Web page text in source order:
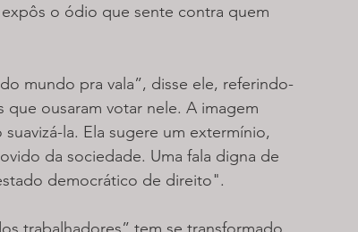
o ódio que sente contra quem
mundo pra vala”, disse ele, referindo-
que ousaram votar nele. A imagem
la. Ela sugere um extermínio,
da sociedade. Uma fala digna de
democrático de direito".